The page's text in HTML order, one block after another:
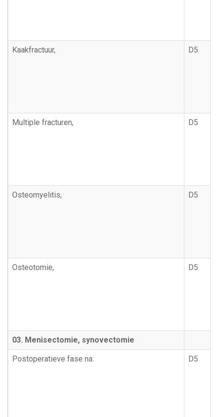
Kaakfractuur, D5
Multiple fracturen, D5
Osteomyelitis, D5
Osteotomie, D5
03. Menisectomie, synovectomie
Postoperatieve fase na: D5